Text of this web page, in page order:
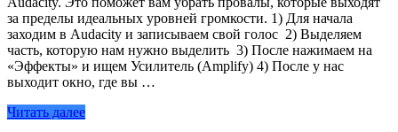
за пределы идеальных уровней громкости. 1) Для начала
заходим в Audacity и записываем свой голос 2) Выделяем
часть, которую нам нужно выделить 3) После нажимаем на
«Эффекты» и ищем Усилитель (Amplify) 4) После у нас
выходит окно, где вы …
Читать далее